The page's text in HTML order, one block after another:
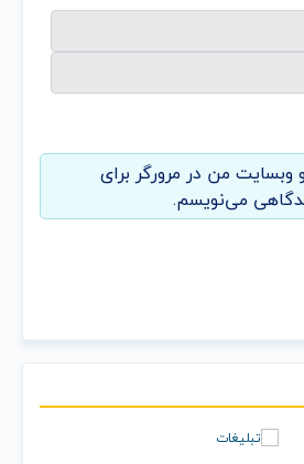
وبسایت من در مرورگر برای
می‌نویسم.